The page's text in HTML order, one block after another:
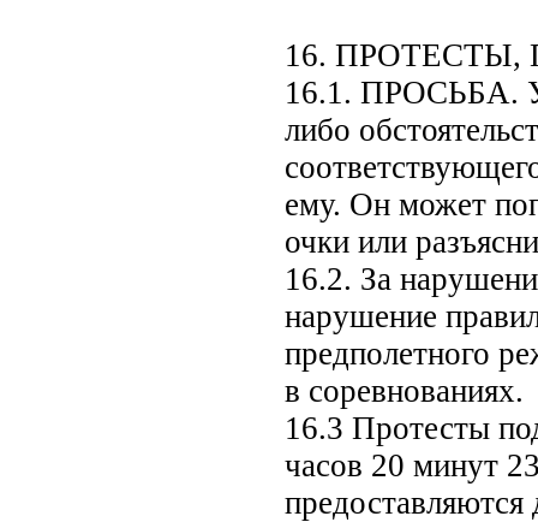
16.
16.1. ПРОСЬБА.
либо
ему. Он может
очки или
16.2. За
нарушение
предполетного
в соревнованиях.
16.3 Протесты
часов 20 минут